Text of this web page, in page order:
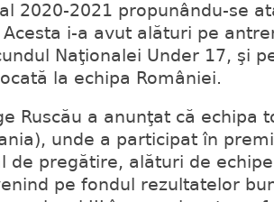
2020-2021 propunându-se
i-a avut alături pe
Naţionalei Under 17, şi
la echipa României.
a anunţat că echipa
unde a participat în
de pregătire, alături de
pe fondul rezultatelor